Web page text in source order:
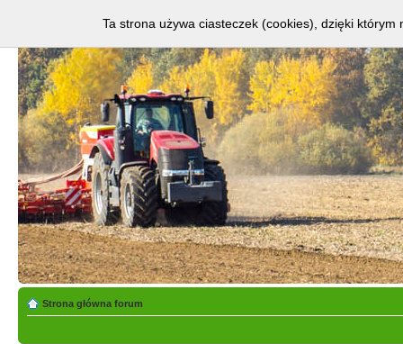
Strona główna forum
Ta strona używa ciasteczek (cookies), dzięki którym